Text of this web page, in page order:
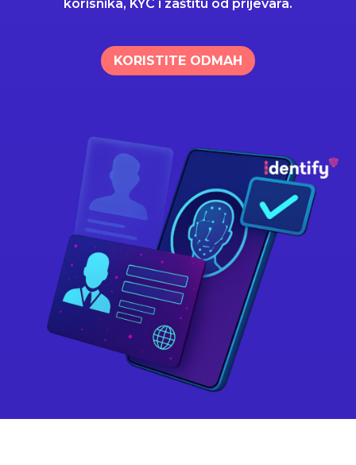
korisnika, KYC i zaštitu od prijevara.
KORISTITE ODMAH